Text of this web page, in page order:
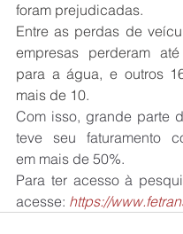
foram prejudicadas.
Entre as perdas de
empresas perderam
para a água, e outros
mais de 10.
Com isso, grande parte
teve seu faturamento
em mais de 50%.
Para ter acesso à
acesse: https://